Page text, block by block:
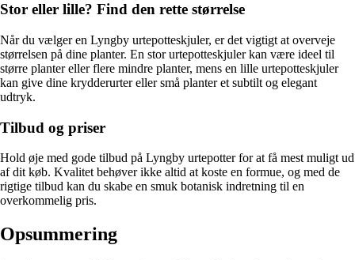
Stor eller lille? Find den rette størrelse
Når du vælger en Lyngby urtepotteskjuler, er det vigtigt at overveje
størrelsen på dine planter. En stor urtepotteskjuler kan være ideel til
større planter eller flere mindre planter, mens en lille urtepotteskjuler
kan give dine krydderurter eller små planter et subtilt og elegant
udtryk.
Tilbud og priser
Hold øje med gode tilbud på Lyngby urtepotter for at få mest muligt ud
af dit køb. Kvalitet behøver ikke altid at koste en formue, og med de
rigtige tilbud kan du skabe en smuk botanisk indretning til en
overkommelig pris.
Opsummering